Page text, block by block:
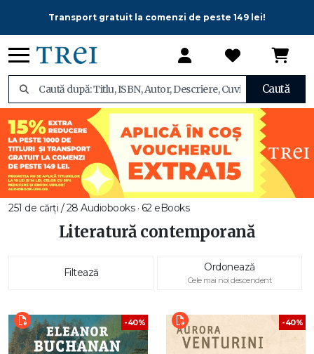
Transport gratuit la comenzi de peste 149 lei!
Caută
251 de cărți / 28 Audiobooks · 62 eBooks
Literatură contemporană
Filtează Ordonează
Cele mai noi descendent
-40% -40%